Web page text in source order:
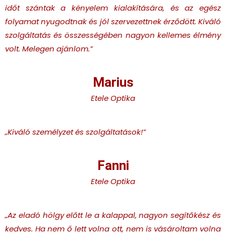
időt szántak a kényelem kialakítására, és az egész
folyamat nyugodtnak és jól szervezettnek érződött. Kiváló
szolgáltatás és összességében nagyon kellemes élmény
volt. Melegen ajánlom.”
Marius
Etele Optika
„Kiváló személyzet és szolgáltatások!”
Fanni
Etele Optika
„Az eladó hölgy előtt le a kalappal, nagyon segítőkész és
kedves. Ha nem ő lett volna ott, nem is vásároltam volna